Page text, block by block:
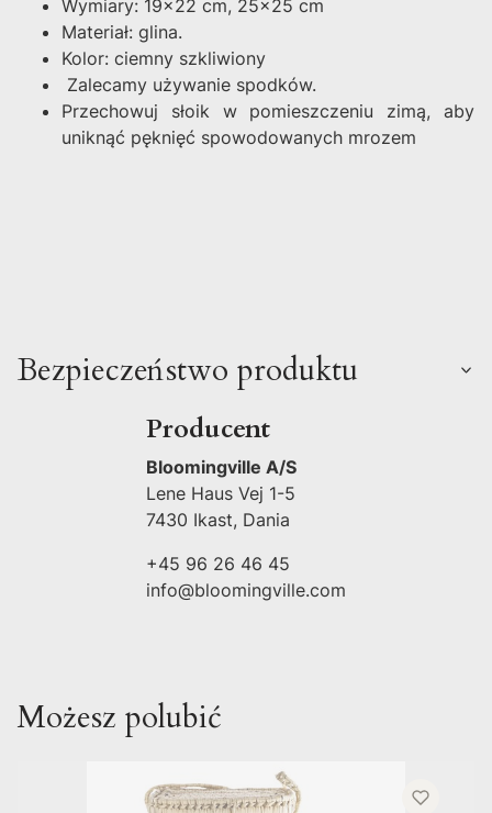
Wymiary: 19x22 cm, 25x25 cm
Materiał: glina.
Kolor: ciemny szkliwiony
Zalecamy używanie spodków.
Przechowuj słoik w pomieszczeniu zimą, aby
uniknąć pęknięć spowodowanych mrozem
Bezpieczeństwo produktu
Producent
Bloomingville A/S
Lene Haus Vej 1-5
7430 Ikast, Dania
+45 96 26 46 45
info@bloomingville.com
Możesz polubić